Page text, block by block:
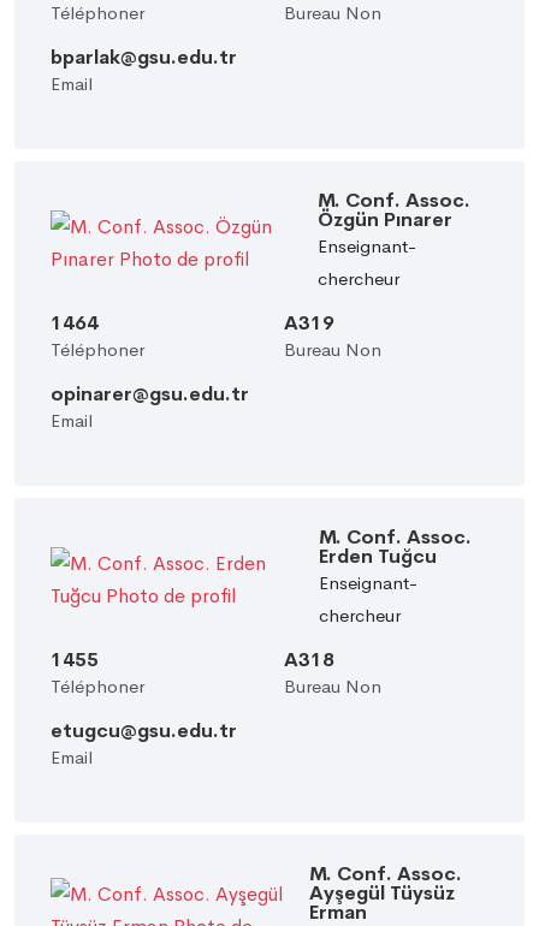
Téléphoner Bureau Non
bparlak@gsu.edu.tr
Email
M. Conf. Assoc.
Özgün Pınarer
Enseignant-
chercheur
1464
Téléphoner
A319
Bureau Non
opinarer@gsu.edu.tr
Email
M. Conf. Assoc.
Erden Tuğcu
Enseignant-
chercheur
1455
Téléphoner
A318
Bureau Non
etugcu@gsu.edu.tr
Email
M. Conf. Assoc.
Ayşegül Tüysüz
Erman